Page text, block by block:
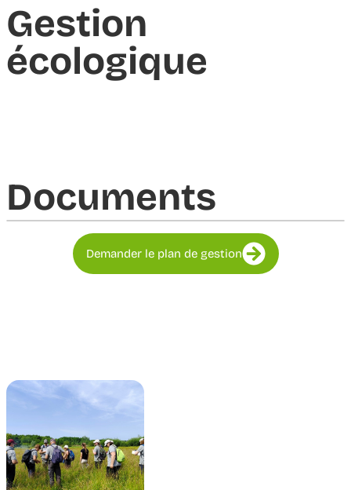
Gestion
écologique
Documents​
Demander le plan de gestion